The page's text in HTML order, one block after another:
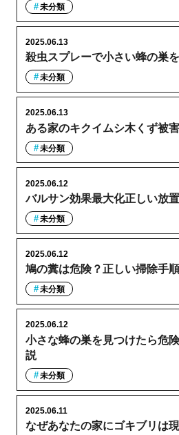
未分類
殺虫スプレーで小さい蜂の巣
2025.06.13
未分類
ある家のキクイムシ木くず被
2025.06.13
未分類
バルサン効果最大化正しい放
2025.06.12
未分類
鳩の糞は危険？正しい掃除手
2025.06.12
未分類
小さな蜂の巣を見つけたら危
説
2025.06.12
未分類
なぜあなたの家にゴキブリは
2025.06.11